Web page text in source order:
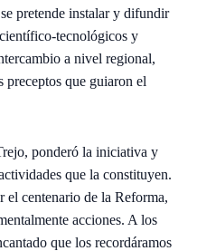
pretende instalar y difundir
tecnológicos y
a nivel regional,
preceptos que guiaron el
ponderó la iniciativa y
que la constituyen.
el centenario de la Reforma,
acciones. A los
que los recordáramos